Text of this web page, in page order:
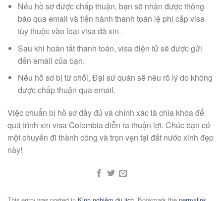
Nếu hồ sơ được chấp thuận, bạn sẽ nhận được thông
báo qua email và tiến hành thanh toán lệ phí cấp visa
tùy thuộc vào loại visa đã xin.
Sau khi hoàn tất thanh toán, visa điện tử sẽ được gửi
đến email của bạn.
Nếu hồ sơ bị từ chối, Đại sứ quán sẽ nêu rõ lý do không
được chấp thuận qua email.
Việc chuẩn bị hồ sơ đầy đủ và chính xác là chìa khóa để
quá trình xin visa Colombia diễn ra thuận lợi. Chúc bạn có
một chuyến đi thành công và trọn vẹn tại đất nước xinh đẹp
này!